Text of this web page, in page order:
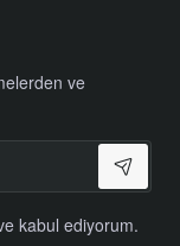
ve
kabul ediyorum.